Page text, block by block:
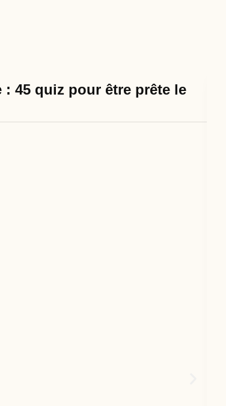
45 quiz pour être prête le